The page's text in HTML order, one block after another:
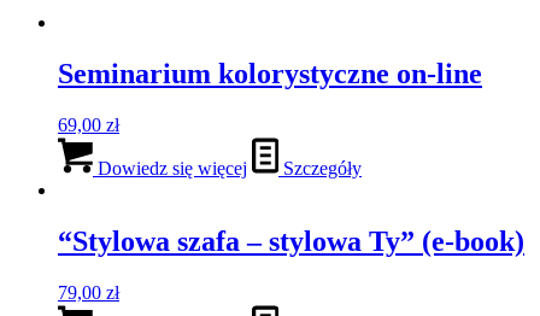
Seminarium kolorystyczne on-line
69,00 zł
Dowiedz się więcej Szczegóły
“Stylowa szafa – stylowa Ty” (e-book)
79,00 zł